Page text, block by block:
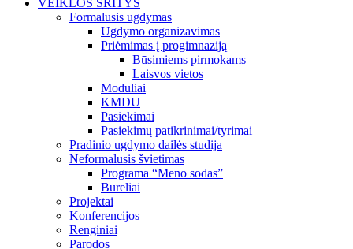
Formalusis ugdymas
Ugdymo organizavimas
Priėmimas į progimnaziją
Būsimiems pirmokams
Laisvos vietos
Moduliai
KMDU
Pasiekimai
Pasiekimų patikrinimai/tyrimai
Pradinio ugdymo dailės studija
Neformalusis švietimas
Programa “Meno sodas”
Būreliai
Projektai
Konferencijos
Renginiai
Parodos